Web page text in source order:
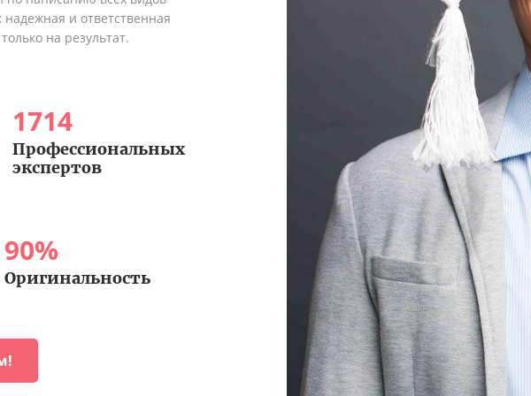
и ответственная
на результат.
1714
Профессиональных
экспертов
90%
Оригинальность